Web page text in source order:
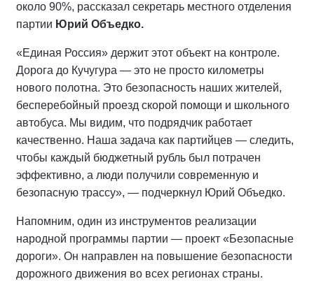
около 90%, рассказал секретарь местного отделения
партии Юрий Объедко.
«Единая Россия» держит этот объект на контроле.
Дорога до Кучугура — это не просто километры
нового полотна. Это безопасность наших жителей,
бесперебойный проезд скорой помощи и школьного
автобуса. Мы видим, что подрядчик работает
качественно. Наша задача как партийцев — следить,
чтобы каждый бюджетный рубль был потрачен
эффективно, а люди получили современную и
безопасную трассу», — подчеркнул Юрий Объедко.
Напомним, один из инструментов реализации
народной программы партии — проект «Безопасные
дороги». Он направлен на повышение безопасности
дорожного движения во всех регионах страны.